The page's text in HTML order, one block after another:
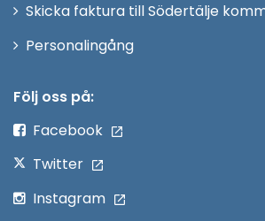
Skicka faktura till Södertälje
PersonalingångÖppna
Följ oss på:
Facebook
Twitter
Instagram